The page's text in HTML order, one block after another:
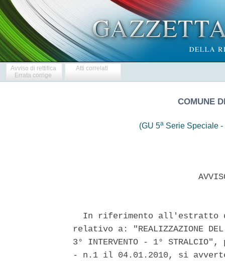
Avviso di rettifica
Errata corrige
Atti correlati
COMUNE
(GU 5aSerie Speciale -
In riferimento all'estratto
relativo a: "REALIZZAZIONE DEL
3° INTERVENTO - 1°
- n.1 il 04.01.2010, si